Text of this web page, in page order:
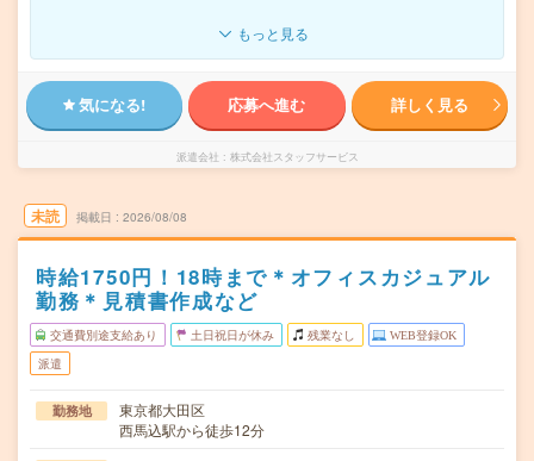
もっと見る
気になる! 応募へ進む 詳しく見る
派遣会社 株式会社スタッフサービス
未読 掲載日 2026/08/08
時給1750円！18時まで＊オフィスカジュアル
勤務＊見積書作成など
交通費別途支給あり 土日祝日が休み 残業なし WEB登録OK
派遣
勤務地
東京都大田区
西馬込駅から徒歩12分